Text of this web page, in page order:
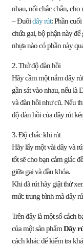
nhau, nổi chắc chắn, cho
– Đuôidây rút:Phần
chứa gai, bộ phận này
nhựa nào có phần này
2. Thử độ đàn hồi
Hãy cầm một nắm dây
gần sát vào nhau, nếu là
và đàn hồi như cũ. Nếu
độ đàn hồi của dây rút
3. Độ chắc khi rút
Hãy lấy một vài dây và
tốt sẽ cho bạn cảm giác
giữa gai và đầu khóa.
Khi đã rút hãy giật thử
mức trung bình mà dây
Trên đây là một số cách
của một sản phẩmDây
cách khác để kiểm tra